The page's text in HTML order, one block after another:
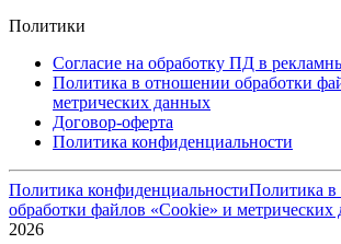
Политики
Согласие на обработку ПД в
Политика в отношении обработки
метрических данных
Договор-оферта
Политика конфиденциальности
Политика конфиденциальностиПолитика
обработки файлов «Cookie» и метрических
2026